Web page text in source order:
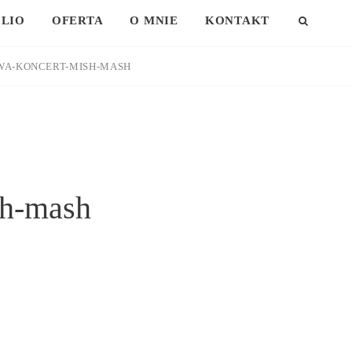
OFERTA O MNIE KONTAKT
KONCERT-MISH-MASH
mash